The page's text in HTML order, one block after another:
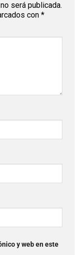
será publicada.
con *
y web en este